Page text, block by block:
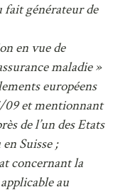
fait générateur de
en vue de
maladie »
européens
09 et mentionnant
de l’un des Etats
Suisse ;
concernant la
au